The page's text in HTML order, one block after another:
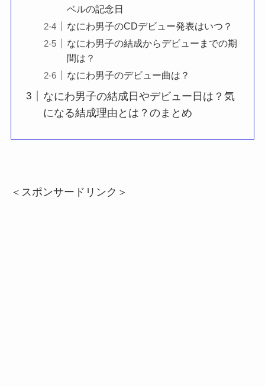
ベルの記念日
なにわ男子のCDデビュー発表はいつ？
なにわ男子の結成からデビューまでの期
間は？
なにわ男子のデビュー曲は？
なにわ男子の結成日やデビュー日は？気
になる結成理由とは？のまとめ
＜スポンサードリンク＞